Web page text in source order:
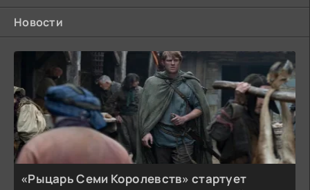
Новости
«Рыцарь Семи Королевств» стартует